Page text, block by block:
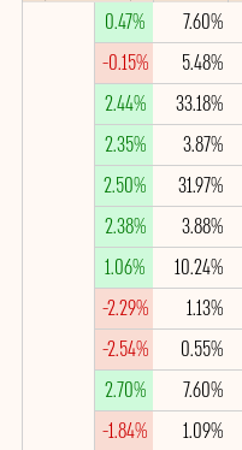
7.60%
0.47%
5.48%
-0.15%
33.18%
2.44%
3.87%
2.35%
31.97%
2.50%
3.88%
2.38%
10.24%
1.06%
1.13%
-2.29%
0.55%
-2.54%
7.60%
2.70%
1.09%
-1.84%